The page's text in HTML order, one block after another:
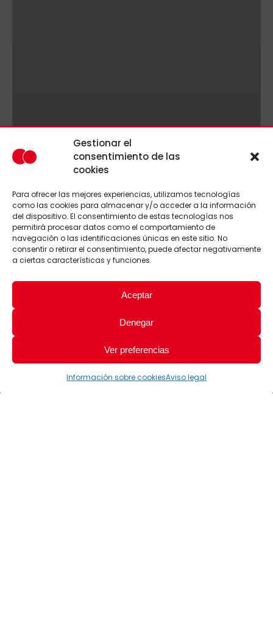
Gestionar el
consentimiento de las
cookies
Para ofrecer las mejores experiencias, utilizamos tecnologías
como las cookies para almacenar y/o acceder a la información
del dispositivo. El consentimiento de estas tecnologías nos
permitirá procesar datos como el comportamiento de
navegación o las identificaciones únicas en este sitio. No
consentir o retirar el consentimiento, puede afectar negativamente
a ciertas características y funciones.
Aceptar
Denegar
Ver preferencias
Información sobre cookiesAviso legal